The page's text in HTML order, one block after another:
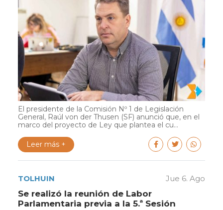
El presidente de la Comisión Nº 1 de Legislación
General, Raúl von der Thusen (SF) anunció que, en el
marco del proyecto de Ley que plantea el cu...
Leer más +
TOLHUIN Jue 6. Ago
Se realizó la reunión de Labor
Parlamentaria previa a la 5.ª Sesión